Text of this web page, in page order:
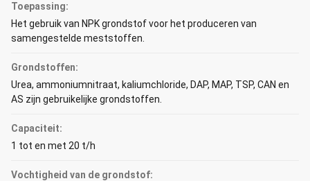
Toepassing:
Het gebruik van NPK grondstof voor het produceren van
samengestelde meststoffen.
Grondstoffen:
Urea, ammoniumnitraat, kaliumchloride, DAP, MAP, TSP, CAN en
AS zijn gebruikelijke grondstoffen.
Capaciteit:
1 tot en met 20 t/h
Vochtigheid van de grondstof: